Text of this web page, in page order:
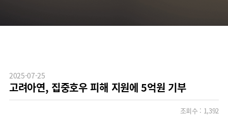
고려아연, 집중호우 피해 지원에 5억원 기부
2025-07-25
조회수 : 1,392